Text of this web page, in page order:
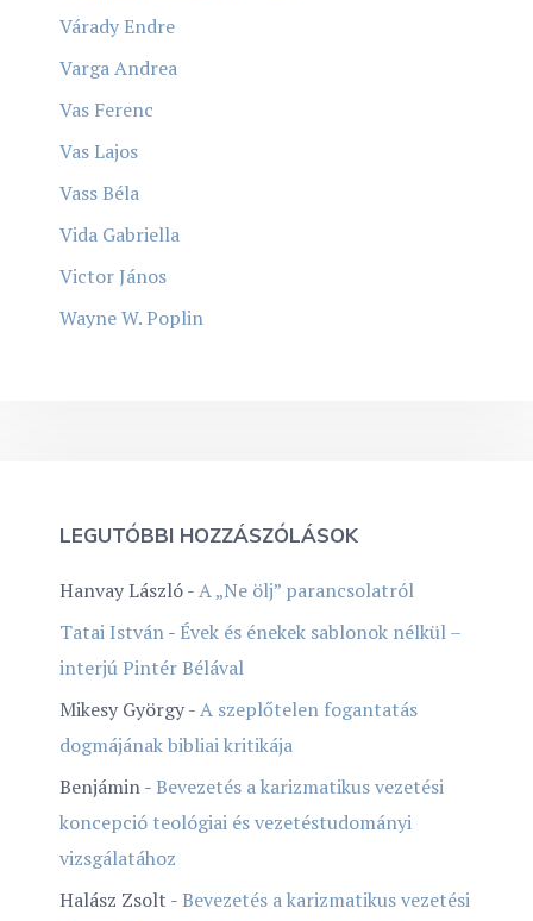
Várady Endre
Varga Andrea
Vas Ferenc
Vas Lajos
Vass Béla
Vida Gabriella
Victor János
Wayne W. Poplin
LEGUTÓBBI HOZZÁSZÓLÁSOK
Hanvay László-A „Ne ölj” parancsolatról
Tatai István- Évek és énekek sablonok nélkül –
interjú Pintér Bélával
Mikesy György-A szeplőtelen fogantatás
dogmájának bibliai kritikája
Benjámin-Bevezetés a karizmatikus vezetési
koncepció teológiai és vezetéstudományi
vizsgálatához
Halász Zsolt -Bevezetés a karizmatikus vezetési